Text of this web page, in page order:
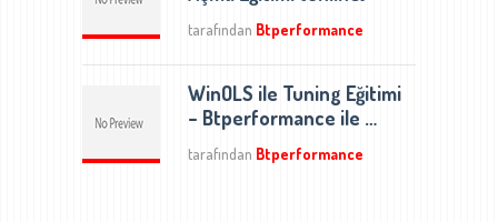
tarafından Btperformance
WinOLS ile Tuning Eğitimi
– Btperformance ile …
tarafından Btperformance